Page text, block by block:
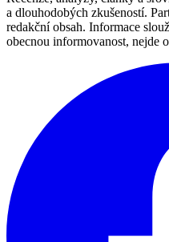
a dlouhodobých zkušeností.
redakční obsah. Informace
obecnou informovanost, nejde